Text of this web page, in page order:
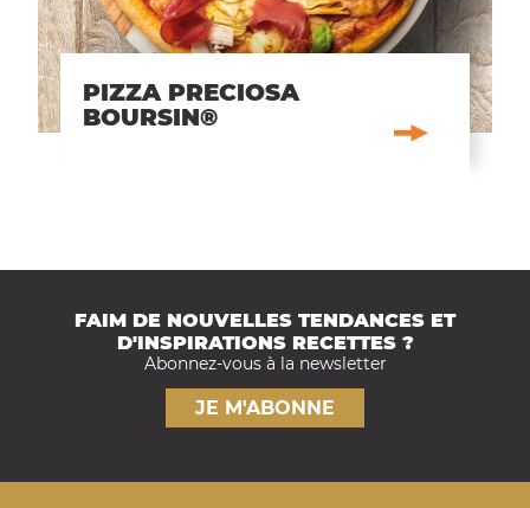
PIZZA PRECIOSA
BOURSIN®
FAIM DE NOUVELLES TENDANCES ET
D'INSPIRATIONS RECETTES ?
Abonnez-vous à la newsletter
JE M'ABONNE